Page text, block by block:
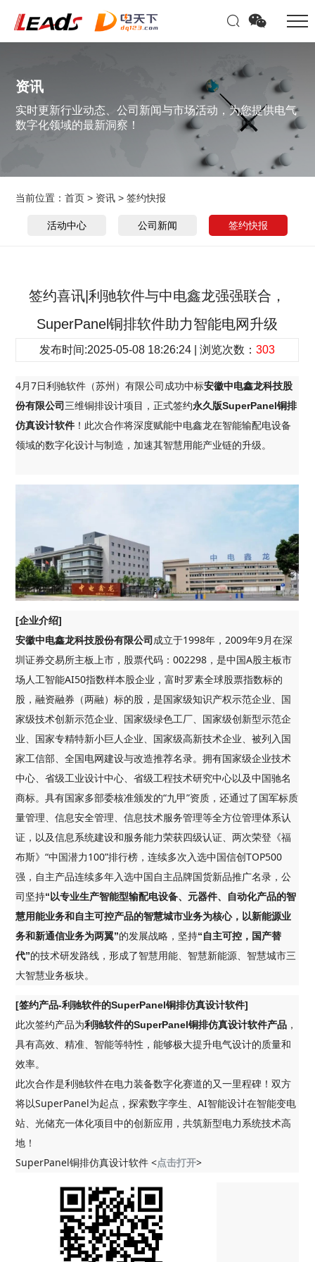
资讯
实时更新行业动态、公司新闻与市场活动，为您提供电气
数字化领域的最新洞察！
当前位置：首页 > 资讯 >签约快报
活动中心 公司新闻 签约快报
签约喜讯|利驰软件与中电鑫龙强强联合，
SuperPanel铜排软件助力智能电网升级
发布时间:2025-05-08 18:26:24 | 浏览次数：303
4月7日利驰软件（苏州）有限公司成功中标安徽中电鑫龙科技股
份有限公司三维铜排设计项目，正式签约永久版SuperPanel铜排
仿真设计软件 ！此次合作将深度赋能中电鑫龙在智能输配电设备
领域的数字化设计与制造，加速其智慧用能产业链的升级。
[企业介绍]
安徽中电鑫龙科技股份有限公司 成立于1998年，2009年9月在深
圳证券交易所主板上市，股票代码：002298，是中国A股主板市
场人工智能AI50指数样本股企业，富时罗素全球股票指数标的
股，融资融券（两融）标的股，是国家级知识产权示范企业、国
家级技术创新示范企业、国家级绿色工厂、国家级创新型示范企
业、国家专精特新小巨人企业、国家级高新技术企业、被列入国
家工信部、全国电网建设与改造推荐名录。拥有国家级企业技术
中心、省级工业设计中心、省级工程技术研究中心以及中国驰名
商标。具有国家多部委核准颁发的“九甲”资质，还通过了国军标质
量管理、信息安全管理、信息技术服务管理等全方位管理体系认
证，以及信息系统建设和服务能力荣获四级认证、两次荣登《福
布斯》“中国潜力100”排行榜，连续多次入选中国信创TOP500
强，自主产品连续多年入选中国自主品牌国货新品推广名录，公
司坚持“以专业生产智能型输配电设备、元器件、自动化产品的智
慧用能业务和自主可控产品的智慧城市业务为核心，以新能源业
务和新通信业务为两翼”的发展战略，坚持“自主可控，国产替
代”的技术研发路线，形成了智慧用能、智慧新能源、智慧城市三
大智慧业务板块。
[签约产品-利驰软件的SuperPanel铜排仿真设计软件]
此次签约产品为利驰软件的SuperPanel铜排仿真设计软件产品 ，
具有高效、精准、智能等特性，能够极大提升电气设计的质量和
效率。
此次合作是利驰软件在电力装备数字化赛道的又一里程碑！双方
将以SuperPanel为起点，探索数字孪生、AI智能设计在智能变电
站、光储充一体化项目中的创新应用，共筑新型电力系统技术高
地！
SuperPanel铜排仿真设计软件 <点击打开>